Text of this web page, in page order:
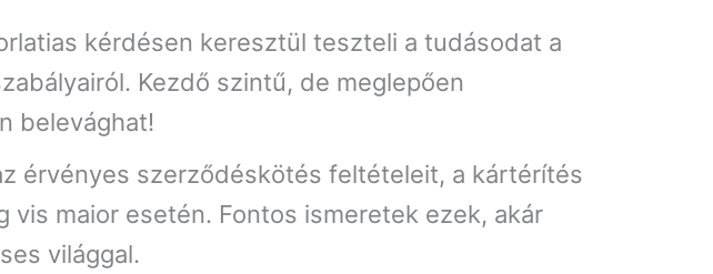
kérdésen keresztül teszteli a tudásodat a
Kezdő szintű, de meglepően
belevághat!
érvényes szerződéskötés feltételeit, a kártérítés
maior esetén. Fontos ismeretek ezek, akár
világgal.